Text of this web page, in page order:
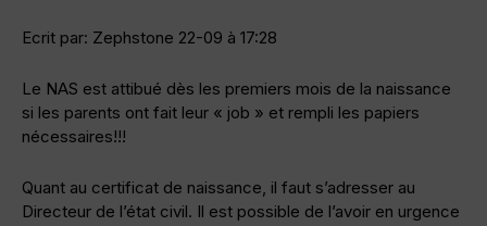
Ecrit par: Zephstone 22-09 à 17:28
Le NAS est attibué dès les premiers mois de la naissance
si les parents ont fait leur « job » et rempli les papiers
nécessaires!!!
Quant au certificat de naissance, il faut s’adresser au
Directeur de l’état civil. Il est possible de l’avoir en urgence